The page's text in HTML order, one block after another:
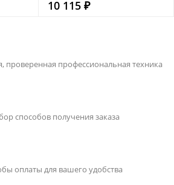
10 115 ₽
проверенная профессиональная техника
способов получения заказа
оплаты для вашего удобства